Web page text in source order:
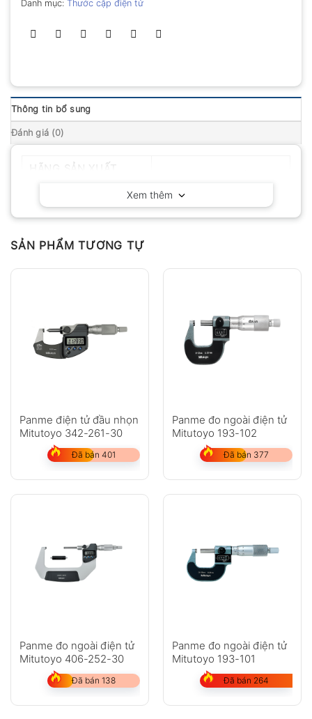
Danh mục: Thước cặp điện tử
Thông tin bổ sung
Đánh giá (0)
Xem thêm
SẢN PHẨM TƯƠNG TỰ
Panme điện tử đầu nhọn
Mitutoyo 342-261-30
Đã bán 401
Panme đo ngoài điện tử
Mitutoyo 193-102
Đã bán 377
Panme đo ngoài điện tử
Mitutoyo 406-252-30
Đã bán 138
Panme đo ngoài điện tử
Mitutoyo 193-101
Đã bán 264